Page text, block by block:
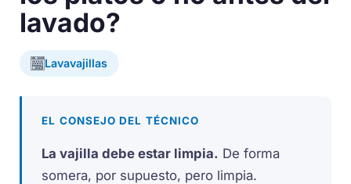
lavado?
Lavavajillas
EL CONSEJO DEL TÉCNICO
La vajilla debe estar limpia. De forma
somera, por supuesto, pero limpia.